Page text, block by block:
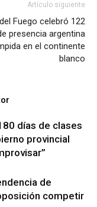
Artículo siguiente
Fuego celebró 122
presencia argentina
en el continente
blanco
días de clases
provincial
de
competir